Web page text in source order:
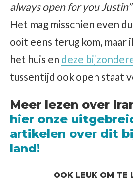
always open for you Justin”
Het mag misschien even
ooit eens terug kom, maar
het huis en deze
tussentijd ook open staat
Meer lezen over
hier onze
artikelen over dit
land!
OOK LEUK OM TE